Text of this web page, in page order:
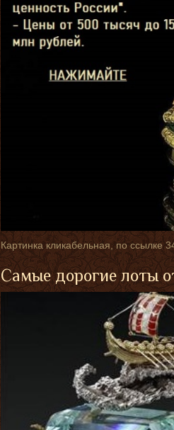
Картинка кликабельная, по ссылке
Самые дорогие лоты